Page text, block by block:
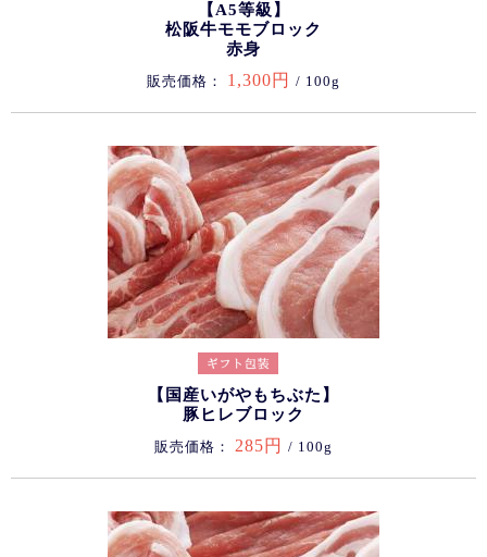
【A5等級】
松阪牛モモブロック
赤身
販売価格： 1,300円 / 100g
【国産いがやもちぶた】
豚ヒレブロック
販売価格： 285円 / 100g